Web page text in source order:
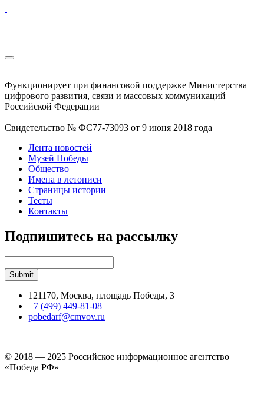
Функционирует при финансовой поддержке Министерства
цифрового развития, связи и массовых коммуникаций
Российской Федерации
Свидетельство № ФС77-73093 от 9 июня 2018 года
Лента новостей
Музей Победы
Общество
Имена в летописи
Страницы истории
Тесты
Контакты
Подпишитесь на рассылку
121170, Москва, площадь Победы, 3
+7 (499) 449-81-08
pobedarf@cmvov.ru
© 2018 — 2025 Российское информационное агентство
«Победа РФ»